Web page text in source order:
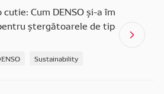
Cum DENSO și-a îm
ștergătoarele de tip
Sustainability